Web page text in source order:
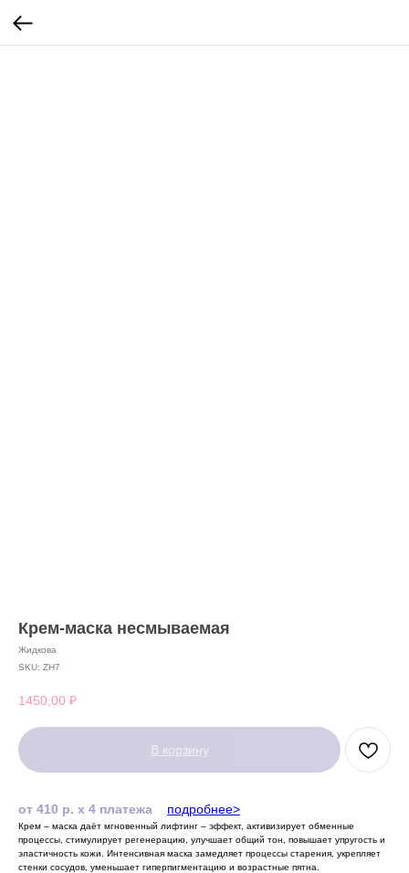
Крем-маска несмываемая
Жидкова
SKU: ZH7
1450,00 ₽
В корзину
от 410 р. х 4 платежа подробнее>
Крем – маска даёт мгновенный лифтинг – эффект, активизирует обменные
процессы, стимулирует регенерацию, улучшает общий тон, повышает упругость и
эластичность кожи. Интенсивная маска замедляет процессы старения, укрепляет
стенки сосудов, уменьшает гиперпигментацию и возрастные пятна.